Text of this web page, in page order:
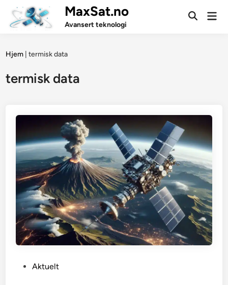
content
MaxSat.no
Avansert teknologi
Open
Hjem |termisk data
termisk data
Aktuelt